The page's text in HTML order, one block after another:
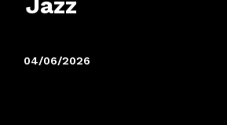
04/06/2026